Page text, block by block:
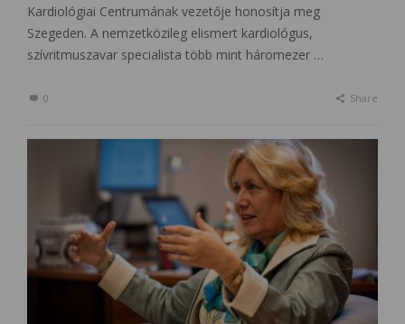
Kardiológiai Centrumának vezetője honosítja meg
Szegeden. A nemzetközileg elismert kardiológus,
szívritmuszavar specialista több mint háromezer …
0 Share